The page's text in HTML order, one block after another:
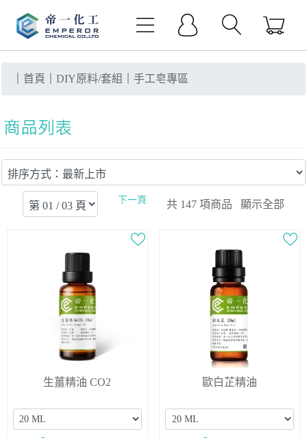
首頁 DIY原料/套組 手工皂專區
共 147 項商品 顯示全部
生薑精油 CO2 歐白芷精油